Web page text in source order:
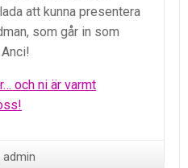
att kunna presentera
som går in som
och ni är varmt
admin